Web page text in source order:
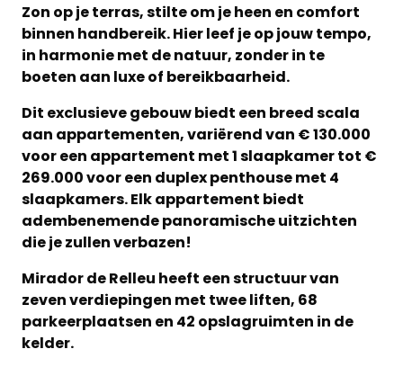
Zon op je terras, stilte om je heen en comfort
binnen handbereik. Hier leef je op jouw tempo,
in harmonie met de natuur, zonder in te
boeten aan luxe of bereikbaarheid.
Dit exclusieve gebouw biedt een breed scala
aan appartementen, variërend van € 130.000
voor een appartement met 1 slaapkamer tot €
269.000 voor een duplex penthouse met 4
slaapkamers. Elk appartement biedt
adembenemende panoramische uitzichten
die je zullen verbazen!
Mirador de Relleu heeft een structuur van
zeven verdiepingen met twee liften, 68
parkeerplaatsen en 42 opslagruimten in de
kelder.